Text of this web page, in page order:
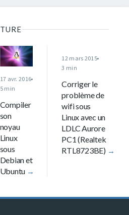
17 avr. 2016
5 min
Compiler
son
noyau
Linux
sous
Debian et
Ubuntu
12 mars 2015
3 min
Corriger le
problème de
wifi sous
Linux avec un
LDLC Aurore
PC1 (Realtek
RTL8723BE)